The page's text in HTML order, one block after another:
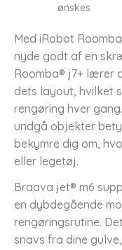
ønskes
Med iRobot
nyde godt af en
Roomba® j7+ lærer
dets layout, hvilket
rengøring hver
undgå objekter
bekymre dig om,
eller legetøj.
Braava jet® m6
en dybdegående
rengøringsrutine.
snavs fra dine